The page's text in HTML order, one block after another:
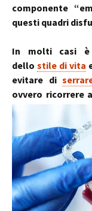
componente
questi quadri
In molti casi è
dello stile di vita
evitare di
ovvero ricorrere a